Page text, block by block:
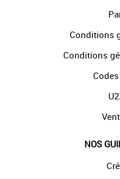
Conditions
Conditions
NOS